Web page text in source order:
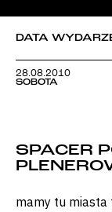
DATA
28.08.2010
SOBOTA
SPACER
mamy tu miasta